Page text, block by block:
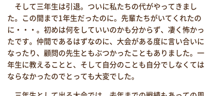
そして三年生は引退。ついに私たちの代がやってきまし
た。この間まで1年生だったのに。先輩たちがいてくれたの
に・・・。初めは何をしていいのかも分からず、凄く怖かっ
たです。仲間であるはずなのに、大会がある度に言い合いに
なったり、顧問の先生ともぶつかったこともありました。一
年生に教えることと、そして自分のことも自分でしなくては
ならなかったのでとっても大変でした。